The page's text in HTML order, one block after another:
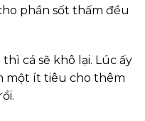
phần sốt thấm đều
cá sẽ khô lại. Lúc ấy
một ít tiêu cho thêm